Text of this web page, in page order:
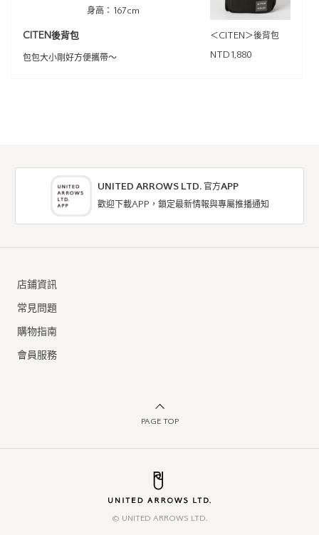
身高：167cm
CITEN後背包
包包大小剛好方便攜帶～
＜CITEN＞後背包
NTD1,880
UNITED ARROWS LTD. 官方APP
歡迎下載APP，鎖定最新情報與專屬推播通知
店鋪資訊
常見問題
購物指南
會員服務
PAGE TOP
© UNITED ARROWS LTD.